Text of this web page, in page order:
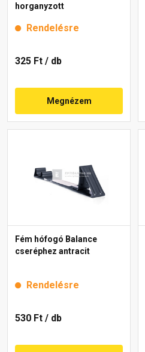
horganyzott
Rendelésre
325 Ft / db
Megnézem
Fém hófogó Balance
cseréphez antracit
Rendelésre
530 Ft / db